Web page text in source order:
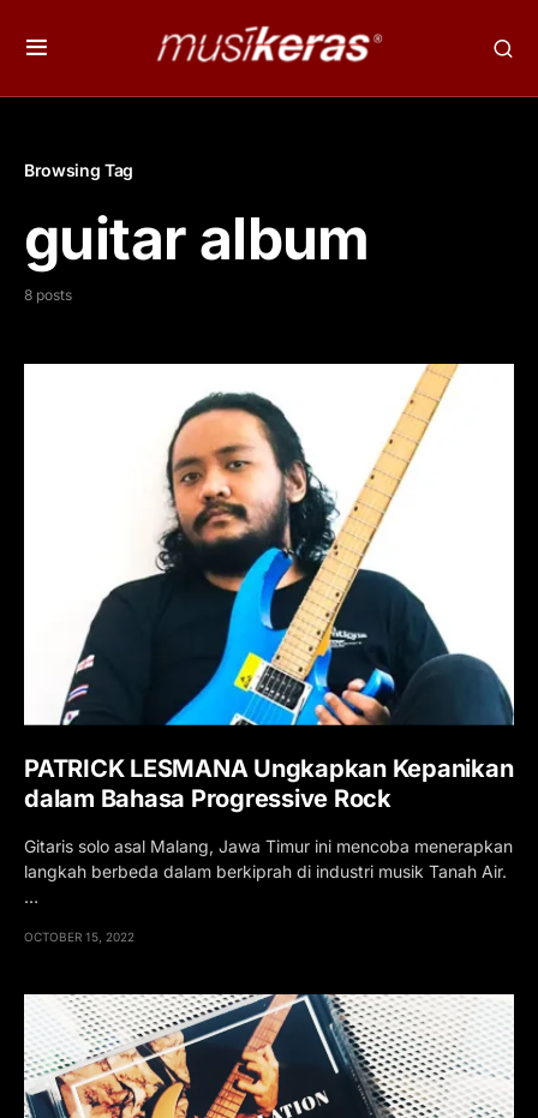
Browsing Tag
guitar album
8 posts
PATRICK LESMANA Ungkapkan Kepanikan
dalam Bahasa Progressive Rock
Gitaris solo asal Malang, Jawa Timur ini mencoba menerapkan
langkah berbeda dalam berkiprah di industri musik Tanah Air.
…
OCTOBER 15, 2022